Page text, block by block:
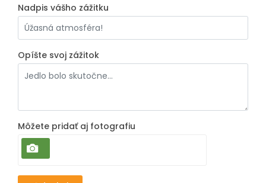
Nadpis vášho zážitku
Opíšte svoj zážitok
Môžete pridať aj fotografiu